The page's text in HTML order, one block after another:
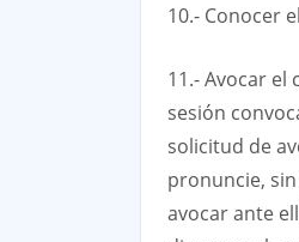
10.- Conocer
11.- Avocar
sesión
solicitud de
pronuncie,
avocar ante